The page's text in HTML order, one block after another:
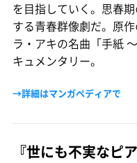
を目指していく。思春
する青春群像劇だ。原
ラ・アキの名曲「手紙
キュメンタリー。
→詳細はマンガペディアで
『世にも不実なピ